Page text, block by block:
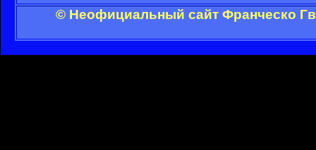
© Неофициальный сайт Франческо